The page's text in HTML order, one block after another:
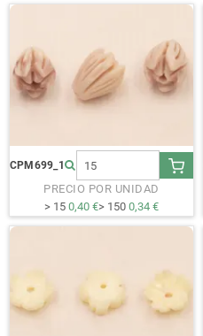
CPM699_1
PRECIO POR UNIDAD
> 15 0,40 €> 150 0,34 €